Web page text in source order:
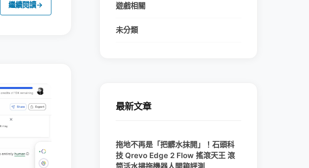
繼續閱讀→ 遊戲相關
未分類
最新文章
拖地不再是「把髒水抹開」！石頭科
技 Qrevo Edge 2 Flow 搖滾天王 滾